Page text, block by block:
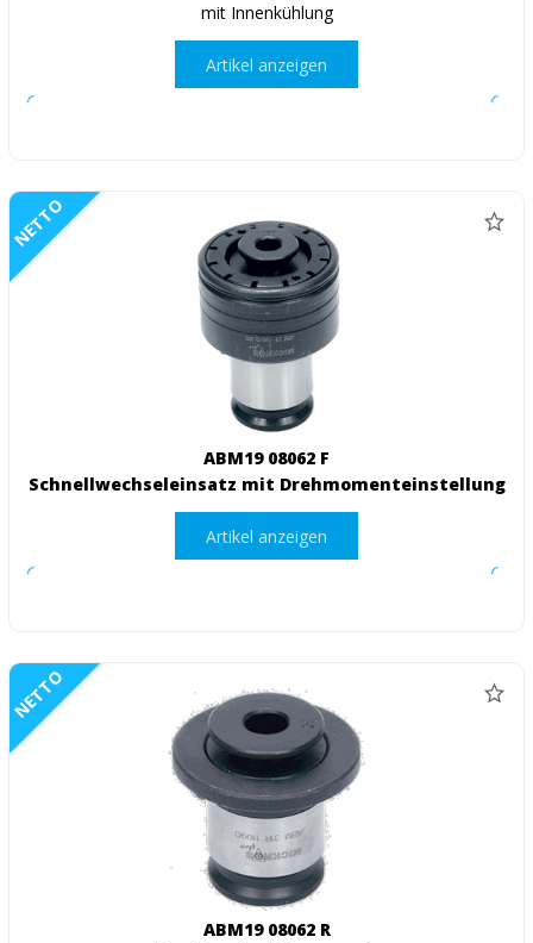
mit Innenkühlung
Artikel anzeigen
NETTO
ABM19 08062 F
Schnellwechseleinsatz mit Drehmomenteinstellung
Artikel anzeigen
NETTO
ABM19 08062 R